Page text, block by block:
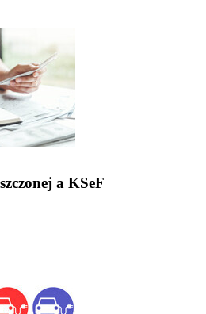
a KSeF